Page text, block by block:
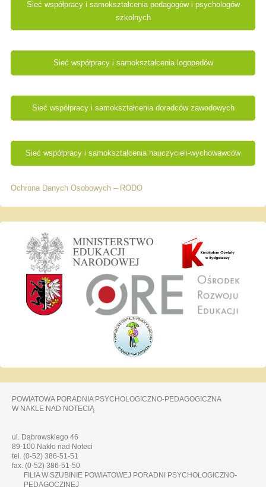
Sieć współpracy i samokształcenia pedagogów i psychologów
szkolnych
Sieć współpracy i samokształcenia logopedów
Sieć współpracy i samokształcenia doradców zawodowych
Sieć współpracy i samokształcenia nauczycieli-wychowawców
Ochrona Danych Osobowych – RODO
POWIATOWA PORADNIA PSYCHOLOGICZNO-PEDAGOGICZNA
W NAKLE NAD NOTECIĄ
ul. Dąbrowskiego 46
89-100 Nakło nad Noteci
tel. (0-52) 386-51-51
fax. (0-52) 386-51-50
FILIA W SZUBINIE POWIATOWEJ PORADNI PSYCHOLOGICZNO-
PEDAGOCZINEJ